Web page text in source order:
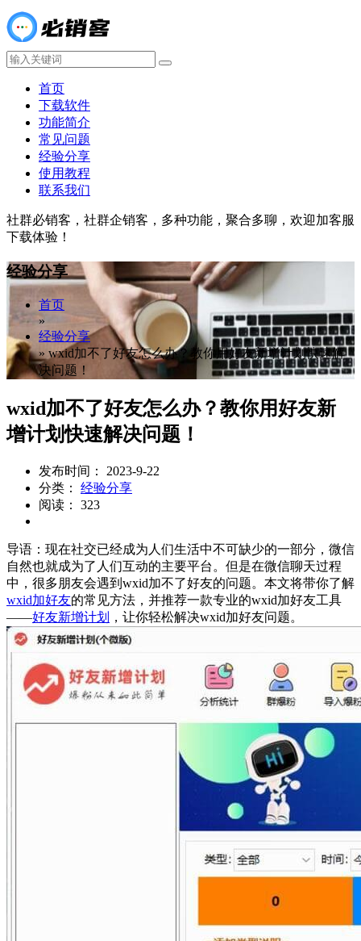
首页
下载软件
功能简介
常见问题
经验分享
使用教程
联系我们
社群必销客，社群企销客，多种功能，聚合多聊，欢迎加客服
下载体验！
经验分享
首页
»
经验分享
» wxid加不了好友怎么办？教你用好友新增计划快速解
决问题！
wxid加不了好友怎么办？教你用好友新
增计划快速解决问题！
发布时间： 2023-9-22
分类： 经验分享
阅读： 323
导语：现在社交已经成为人们生活中不可缺少的一部分，微信
自然也就成为了人们互动的主要平台。但是在微信聊天过程
中，很多朋友会遇到wxid加不了好友的问题。本文将带你了解
wxid加好友的常见方法，并推荐一款专业的wxid加好友工具
——好友新增计划 ，让你轻松解决wxid加好友问题。